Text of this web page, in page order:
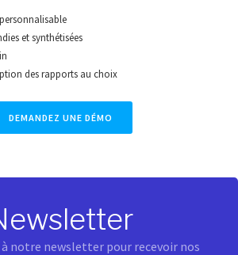
et synthétisées
des rapports au choix
DEMANDEZ UNE DÉMO
notre newsletter pour recevoir nos